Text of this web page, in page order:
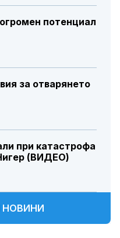
потенциал
за отварянето
при катастрофа
(ВИДЕО)
НОВИНИ